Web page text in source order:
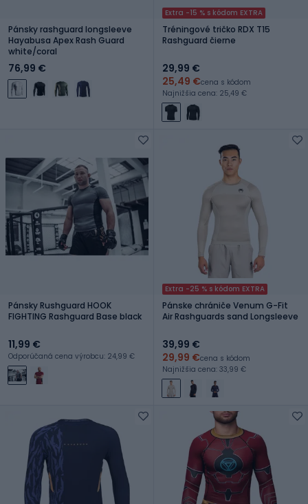
Pánsky rashguard longsleeve
Hayabusa Apex Rash Guard
white/coral
76,99 €
Extra -15 % s kódom EXTRA
Tréningové tričko RDX T15
Rashguard čierne
29,99 €
25,49 €cena s kódom
Najnižšia cena: 25,49 €
Pánsky Rushguard HOOK
FIGHTING Rashguard Base black
11,99 €
Odporúčaná cena výrobcu: 24,99 €
Extra -25 % s kódom EXTRA
Pánske chrániče Venum G-Fit
Air Rashguards sand Longsleeve
39,99 €
29,99 €cena s kódom
Najnižšia cena: 33,99 €